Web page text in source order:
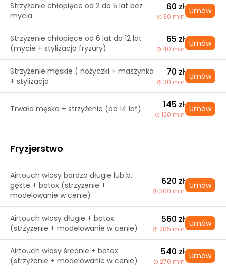
Strzyżenie chłopięce od 2 do 5 lat bez
mycia
60 zł
30 min
Umów
Strzyżenie chłopięce od 6 lat do 12 lat
(mycie + stylizacja fryzury)
65 zł
40 min
Umów
Strzyżenie męskie ( nożyczki + maszynka
+ stylizacja
70 zł
30 min
Umów
Trwała męska + strzyżenie (od 14 lat) 145 zł
120 min
Umów
Fryzjerstwo
Airtouch włosy bardzo długie lub b.
gęste + botox (strzyżenie +
modelowanie w cenie)
620 zł
300 min
Umów
Airtouch włosy długie + botox
(strzyżenie + modelowanie w cenie)
560 zł
285 min
Umów
Airtouch włosy średnie + botox
(strzyżenie + modelowanie w cenie)
540 zł
270 min
Umów